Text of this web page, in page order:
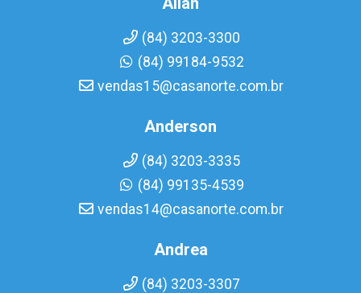
(84) 3203-3300
(84) 99184-9532
vendas15@casanorte.com.br
Anderson
(84) 3203-3335
(84) 99135-4539
vendas14@casanorte.com.br
Andrea
(84) 3203-3307